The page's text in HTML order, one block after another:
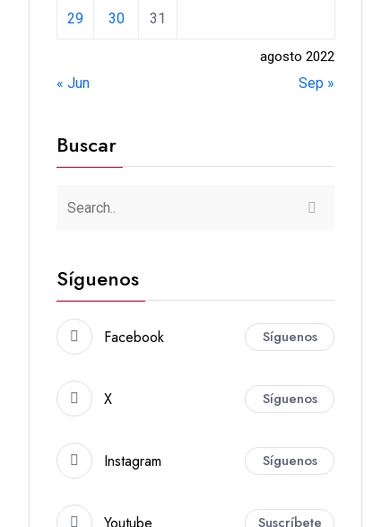
agosto 2022
29 30 31
« Jun Sep »
Buscar
Síguenos
Facebook Síguenos
X Síguenos
Instagram Síguenos
Youtube Suscríbete